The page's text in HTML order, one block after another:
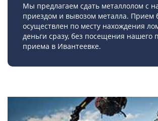
Мы предлагаем сдать металлолом с
приездом и вывозом металла. Прием
осуществлен по месту нахождения
деньги сразу, без посещения нашего
приема в Ивантеевке.